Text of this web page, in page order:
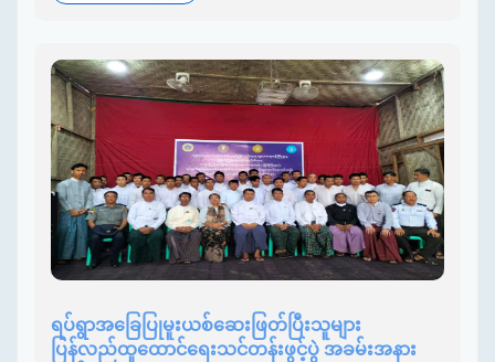
ရပ်ရွာအခြေပြုမူးယစ်ဆေးဖြတ်ပြီးသူများ
ပြန်လည်ထူထောင်ရေးသင်တန်းဖွင့်ပွဲ အခမ်းအနား